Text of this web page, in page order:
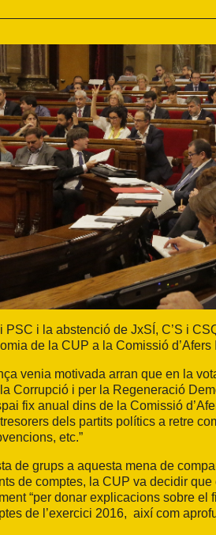
PSC i la abstenció de JxSÍ, C’S i
de la CUP a la Comissió
venia motivada arran que en la
Corrupció i per la Regeneració
fix anual dins de la Comissió
dels partits polítics a retre
etc.”
de grups a aquesta mena de
de comptes, la CUP va decidir
“per donar explicacions sobre el
de l’exercici 2016, així com